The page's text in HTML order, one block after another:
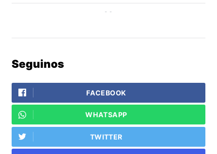
Seguinos
FACEBOOK
WHATSAPP
TWITTER